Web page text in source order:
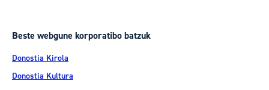
Beste webgune korporatibo batzuk
Donostia Kirola
Donostia Kultura